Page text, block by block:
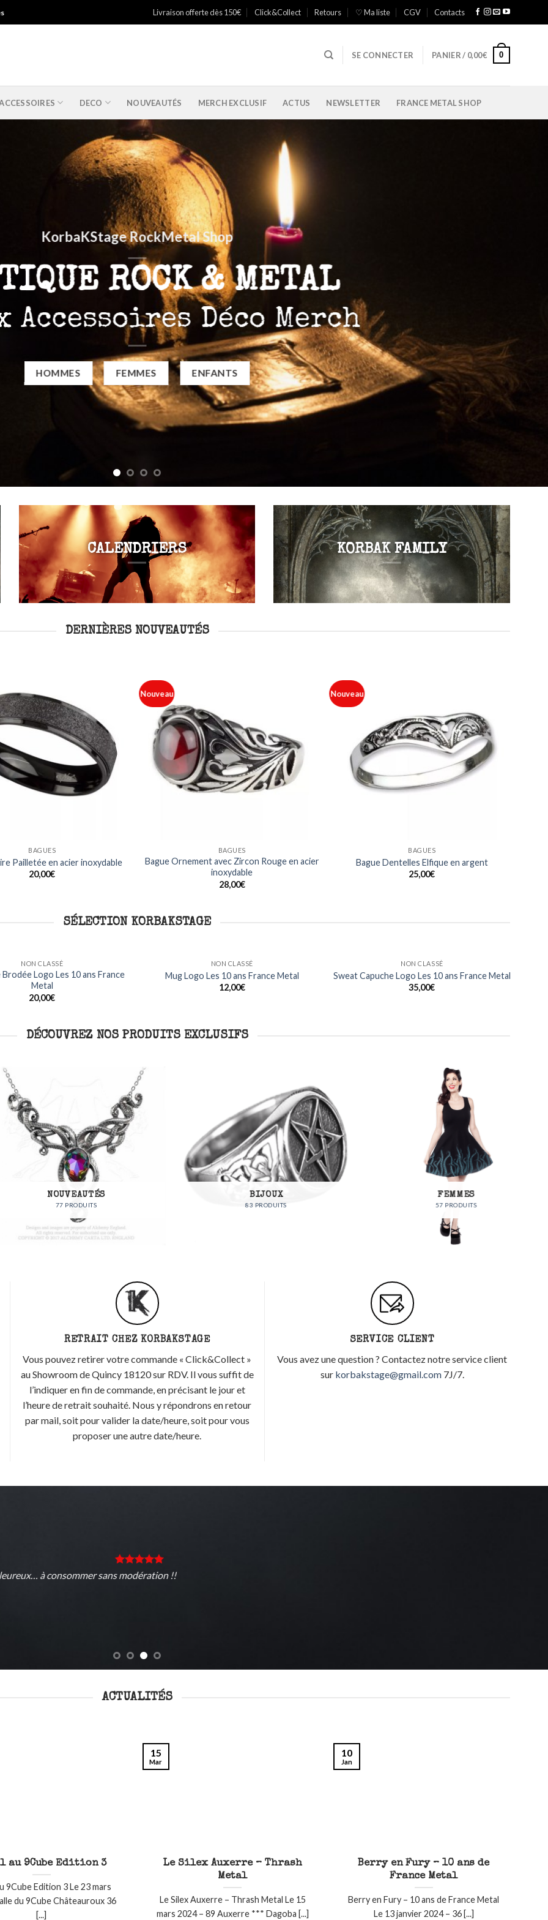
Livraison offerte dès 150€ Click&Collect Retours ♡ Ma liste CGV Contacts
SE CONNECTER PANIER / 0,00€ 0
DECO NOUVEAUTÉS MERCH EXCLUSIF ACTUS NEWSLETTER FRANCE METAL SHOP
KorbaKStage RockMetal Shop
ROCK & METAL
Accessoires Déco Merch
HOMMES FEMMES ENFANTS
CALENDRIERS KORBAK FAMILY
DERNIÈRES NOUVEAUTÉS
BAGUES
Pailletée en acier inoxydable
20,00€
Nouveau
BAGUES
Bague Ornement avec Zircon Rouge en acier
inoxydable
28,00€
Nouveau
BAGUES
Bague Dentelles Elfique en argent
25,00€
SÉLECTION KORBAKSTAGE
NON CLASSÉ
T Shirt Kermhit Logo
15,00€
NON CLASSÉ
T Shirt Manches Longues Heart Of
Metalhead France Metal
HOMMES
T Shirt Heart Of Metalhead France Metal
15,00€
DÉCOUVREZ NOS PRODUITS EXCLUSIFS
FEMMES
57 PRODUITS
NOUVEAUTÉS
77 PRODUITS 83 PRODUITS
RETRAIT CHEZ KORBAKSTAGE
Vous pouvez retirer votre commande « Click&Collect »
au Showroom de Quincy 18120 sur RDV. Il vous suffit de
l’indiquer en fin de commande, en précisant le jour et
l’heure de retrait souhaité. Nous y répondrons en retour
par mail, soit pour valider la date/heure, soit pour vous
proposer une autre date/heure.
SERVICE CLIENT
Vous avez une question ? Contactez notre service client
sur korbakstage@gmail.com7J/7.
à consommer sans modération !!
ACTUALITÉS
au 9Cube Edition 3
9Cube Edition 3 Le 23 mars
du 9Cube Châteauroux 36
[...]
Le Silex Auxerre – Thrash
Metal
Le Silex Auxerre – Thrash Metal Le 15
mars 2024 – 89 Auxerre *** Dagoba [...]
15
Mar
Berry en Fury – 10 ans de
France Metal
Berry en Fury – 10 ans de France Metal
Le 13 janvier 2024 – 36 [...]
10
Jan